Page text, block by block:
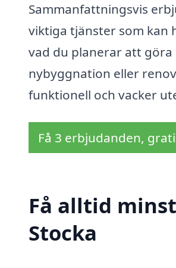
Sammanfattningsvis
viktiga tjänster som kan
vad du planerar att
nybyggnation eller
funktionell och vacker
Få 3 erbjudanden,
Få alltid
Stocka